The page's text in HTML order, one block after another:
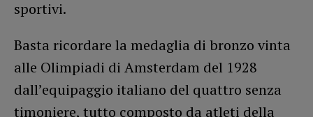
sportivi.
Basta ricordare la medaglia di bronzo vinta
alle Olimpiadi di Amsterdam del 1928
dall’equipaggio italiano del quattro senza
timoniere, tutto composto da atleti della